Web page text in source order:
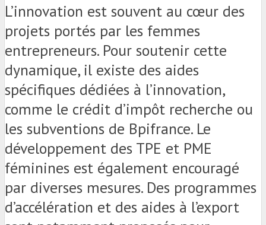
L’innovation est souvent au cœur des
projets portés par les femmes
entrepreneurs. Pour soutenir cette
dynamique, il existe des aides
spécifiques dédiées à l’innovation,
comme le crédit d’impôt recherche ou
les subventions de Bpifrance. Le
développement des TPE et PME
féminines est également encouragé
par diverses mesures. Des programmes
d’accélération et des aides à l’export